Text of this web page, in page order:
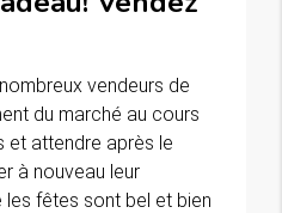
vendeurs de
du marché au cours
et attendre après le
à nouveau leur
les fêtes sont bel et bien